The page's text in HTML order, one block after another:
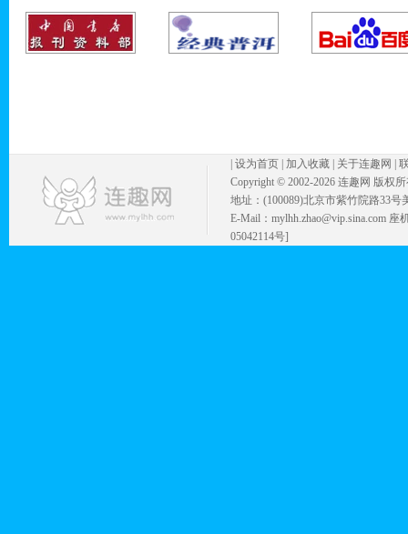
设为首页 加入收藏 关于连趣网
Copyright © 2002-2026 连趣网 版权
地址：(100089)北京市紫竹院路33号
E-Mail：mylhh.zhao@vip.sina.com
05042114号]